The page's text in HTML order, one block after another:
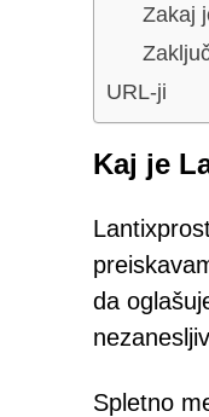
Zakaj
URL-ji
Kaj je
da
Spletno